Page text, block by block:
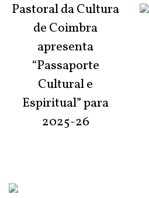
Pastoral da Cultura
de Coimbra
apresenta
“Passaporte
Cultural e
Espiritual” para
2025-26